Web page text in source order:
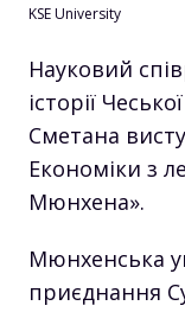
KSE University
Науковий
історії
Сметана
Економіки з
Мюнхена».
Мюнхенська
приєднання